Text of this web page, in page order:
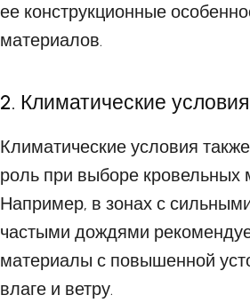
ее конструкционные
материалов.
2. Климатические
Климатические условия
роль при выборе кровельных
Например, в зонах с
частыми дождями
материалы с повышенной
влаге и ветру.